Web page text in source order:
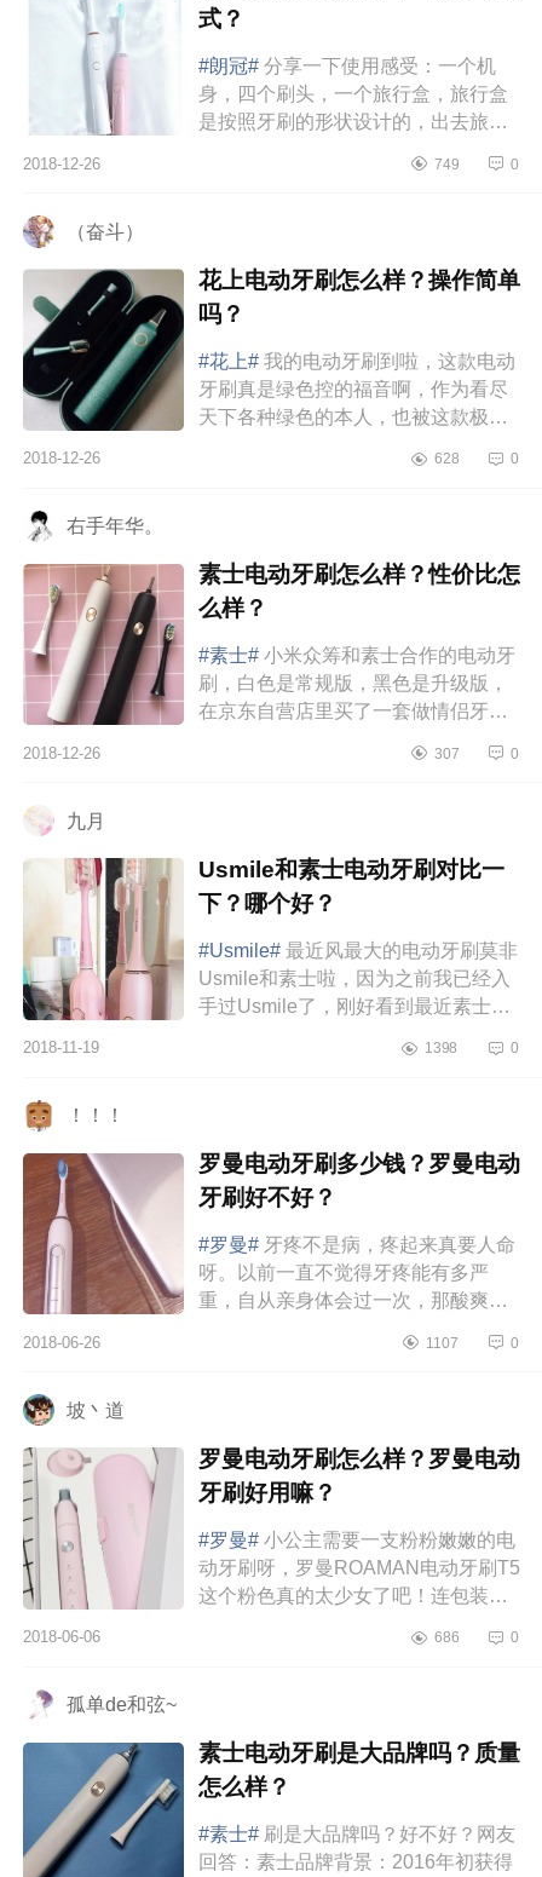
式？
#朗冠# 分享一下使用感受：一个机
身，四个刷头，一个旅行盒，旅行盒
是按照牙刷的形状设计的，出去旅行
看，五个模式只有一个按钮，切换...
2018-12-26 749 0
（奋斗）
花上电动牙刷怎么样？操作简单
吗？
#花上# 我的电动牙刷到啦，这款电动
牙刷真是绿色控的福音啊，作为看尽
天下各种绿色的本人，也被这款极光
什么语言去夸了，就看我随意拍...
2018-12-26 628 0
右手年华。
素士电动牙刷怎么样？性价比怎
么样？
#素士# 小米众筹和素士合作的电动牙
刷，白色是常规版，黑色是升级版，
在京东自营店里买了一套做情侣牙刷
1、清洁模式，每分钟31000次高...
2018-12-26 307 0
九月
Usmile和素士电动牙刷对比一
下？哪个好？
#Usmile# 最近风最大的电动牙刷莫非
Usmile和素士啦，因为之前我已经入
手过Usmile了，刚好看到最近素士出
写个测评给宝贝们。颜值：素士和...
2018-11-19 1398 0
！！！
罗曼电动牙刷多少钱？罗曼电动
牙刷好不好？
#罗曼# 牙疼不是病，疼起来真要人命
呀。以前一直不觉得牙疼能有多严
重，自从亲身体会过一次，那酸爽，
疼，感觉脑壳都要爆了。后来去看
2018-06-26 1107 0
坡丶道
罗曼电动牙刷怎么样？罗曼电动
牙刷好用嘛？
#罗曼# 小公主需要一支粉粉嫩嫩的电
动牙刷呀，罗曼ROAMAN电动牙刷T5
这个粉色真的太少女了吧！连包装都
看，颜值简直了！连使用感和质感
2018-06-06 686 0
孤单de和弦~
素士电动牙刷是大品牌吗？质量
怎么样？
#素士# 刷是大品牌吗？好不好？网友
回答：素士品牌背景：2016年初获得